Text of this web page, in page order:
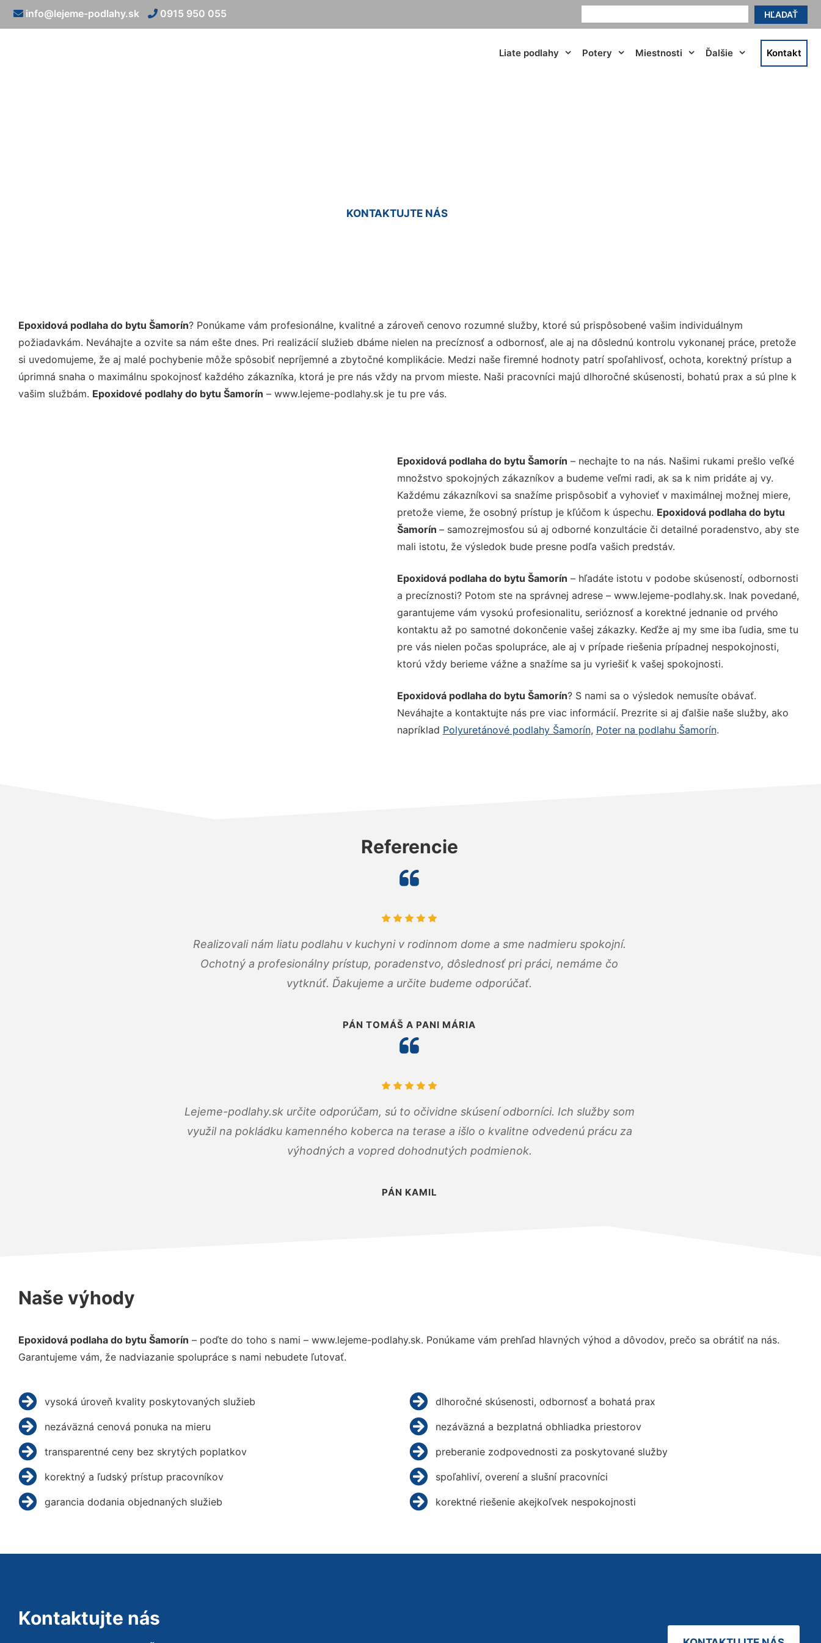
HĽADAŤ
info@lejeme-podlahy.sk 0915 950 055
Liate podlahy Potery Miestnosti Ďalšie Kontakt
KONTAKTUJTE NÁS
Epoxidová podlaha do bytu Šamorín? Ponúkame vám profesionálne, kvalitné a zároveň cenovo rozumné služby, ktoré sú prispôsobené vašim individuálnym
požiadavkám. Neváhajte a ozvite sa nám ešte dnes. Pri realizácií služieb dbáme nielen na precíznosť a odbornosť, ale aj na dôslednú kontrolu vykonanej práce, pretože
si uvedomujeme, že aj malé pochybenie môže spôsobiť nepríjemné a zbytočné komplikácie. Medzi naše firemné hodnoty patrí spoľahlivosť, ochota, korektný prístup a
úprimná snaha o maximálnu spokojnosť každého zákazníka, ktorá je pre nás vždy na prvom mieste. Naši pracovníci majú dlhoročné skúsenosti, bohatú prax a sú plne k
vašim službám. Epoxidové podlahy do bytu Šamorín – www.lejeme-podlahy.sk je tu pre vás.
Epoxidová podlaha do bytu Šamorín – nechajte to na nás. Našimi rukami prešlo veľké
množstvo spokojných zákazníkov a budeme veľmi radi, ak sa k nim pridáte aj vy.
Každému zákazníkovi sa snažíme prispôsobiť a vyhovieť v maximálnej možnej miere,
pretože vieme, že osobný prístup je kľúčom k úspechu. Epoxidová podlaha do bytu
Šamorín – samozrejmosťou sú aj odborné konzultácie či detailné poradenstvo, aby ste
mali istotu, že výsledok bude presne podľa vašich predstáv.
Epoxidová podlaha do bytu Šamorín – hľadáte istotu v podobe skúseností, odbornosti
a precíznosti? Potom ste na správnej adrese – www.lejeme-podlahy.sk. Inak povedané,
garantujeme vám vysokú profesionalitu, serióznosť a korektné jednanie od prvého
kontaktu až po samotné dokončenie vašej zákazky. Keďže aj my sme iba ľudia, sme tu
pre vás nielen počas spolupráce, ale aj v prípade riešenia prípadnej nespokojnosti,
ktorú vždy berieme vážne a snažíme sa ju vyriešiť k vašej spokojnosti.
Epoxidová podlaha do bytu Šamorín? S nami sa o výsledok nemusíte obávať.
Neváhajte a kontaktujte nás pre viac informácií. Prezrite si aj ďalšie naše služby, ako
napríklad Polyuretánové podlahy Šamorín, Poter na podlahu Šamorín.
Referencie
Realizovali nám liatu podlahu v kuchyni v rodinnom dome a sme nadmieru spokojní.
Ochotný a profesionálny prístup, poradenstvo, dôslednosť pri práci, nemáme čo
vytknúť. Ďakujeme a určite budeme odporúčať.
PÁN TOMÁŠ A PANI MÁRIA
Lejeme-podlahy.sk určite odporúčam, sú to očividne skúsení odborníci. Ich služby som
využil na pokládku kamenného koberca na terase a išlo o kvalitne odvedenú prácu za
výhodných a vopred dohodnutých podmienok.
PÁN KAMIL
Naše výhody
Epoxidová podlaha do bytu Šamorín – poďte do toho s nami – www.lejeme-podlahy.sk. Ponúkame vám prehľad hlavných výhod a dôvodov, prečo sa obrátiť na nás.
Garantujeme vám, že nadviazanie spolupráce s nami nebudete ľutovať.
vysoká úroveň kvality poskytovaných služieb
nezáväzná cenová ponuka na mieru
transparentné ceny bez skrytých poplatkov
korektný a ľudský prístup pracovníkov
garancia dodania objednaných služieb
dlhoročné skúsenosti, odbornosť a bohatá prax
nezáväzná a bezplatná obhliadka priestorov
preberanie zodpovednosti za poskytované služby
spoľahliví, overení a slušní pracovníci
korektné riešenie akejkoľvek nespokojnosti
Kontaktujte nás